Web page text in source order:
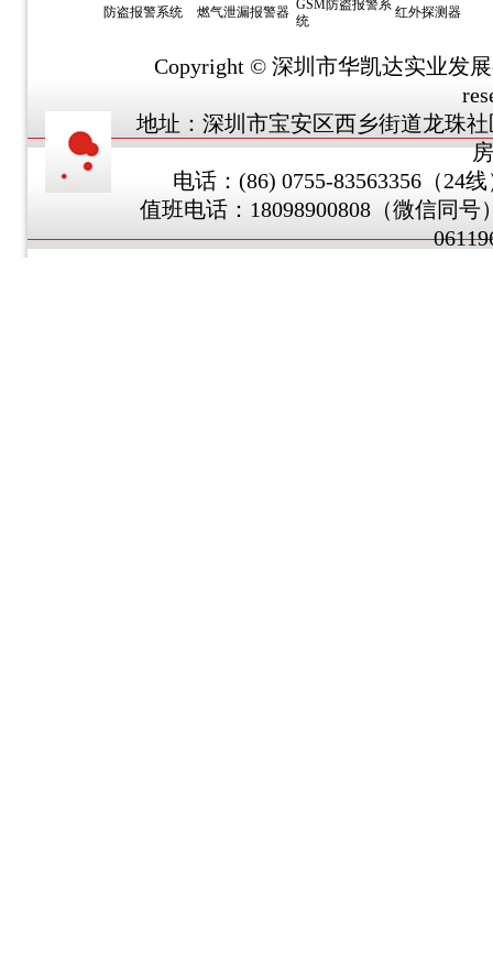
防盗报警系统 燃气泄漏报警器 GSM防盗报警系
统
红外探测器
Copyright © 深圳市华凯达实业发
地址：深圳市宝安区西乡街道龙珠
电话：(86) 0755-83563356（24
值班电话：18098900808（微信同号